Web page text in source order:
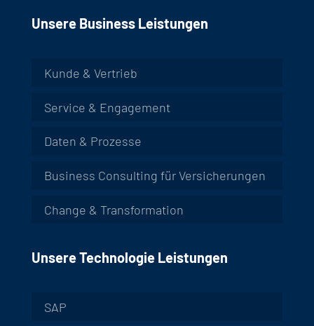
Unsere Business Leistungen
Kunde & Vertrieb
Service & Engagement
Daten & Prozesse
Business Consulting für Versicherungen
Change & Transformation
Unsere Technologie Leistungen
SAP